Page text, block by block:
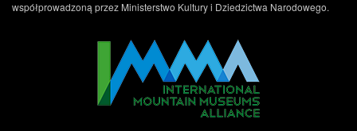
współprowadzoną przez Ministerstwo Kultury i Dziedzictwa Narodowego.